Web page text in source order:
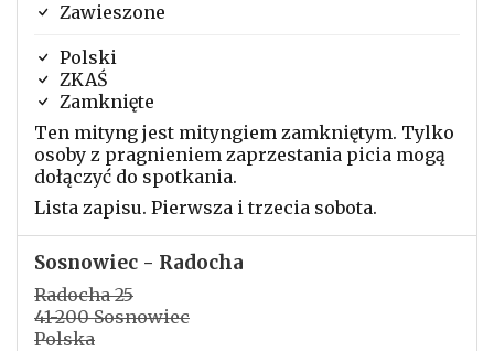
Zawieszone
Polski
ZKAŚ
Zamknięte
Ten mityng jest mityngiem zamkniętym. Tylko
osoby z pragnieniem zaprzestania picia mogą
dołączyć do spotkania.
Lista zapisu. Pierwsza i trzecia sobota.
Sosnowiec - Radocha
Radocha 25
41-200 Sosnowiec
Polska